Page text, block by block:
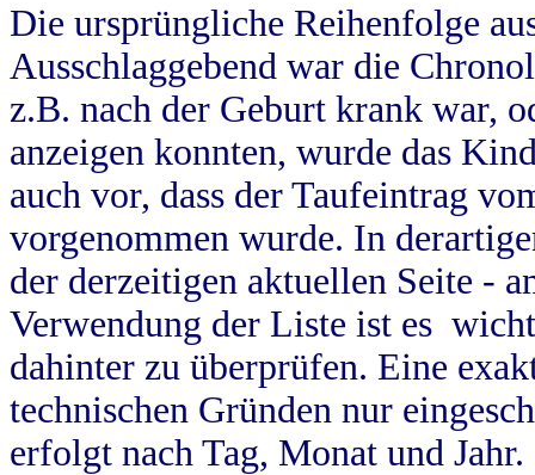
Die ursprüngliche Reihenfolge
Ausschlaggebend war die
z.B. nach der Geburt krank war,
anzeigen konnten, wurde das
auch vor, dass der Taufeintrag
vorgenommen wurde. In
der derzeitigen aktuellen Seite -
Verwendung der Liste ist es
dahinter zu überprüfen. Eine
technischen Gründen nur
erfolgt nach Tag, Monat und Jahr.